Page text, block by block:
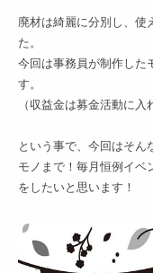
廃材は綺麗に分別し、使
た。
今回は事務員が制作した
す。
（収益金は募金活動に入
という事で、今回はそん
モノまで！毎月恒例イベ
をしたいと思います！